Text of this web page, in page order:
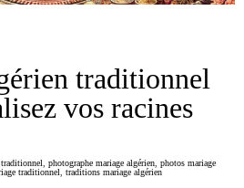
traditionnel
vos racines
photographe mariage algérien, photos mariage
traditionnel traditions mariage algérien